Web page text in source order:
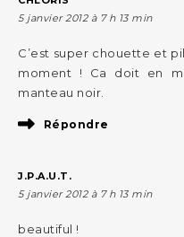
5 janvier 2012 à 7 h 13 min
C’est super chouette et
moment ! Ca doit en
manteau noir.
Répondre
J.P.A.U.T.
5 janvier 2012 à 7 h 13 min
beautiful !